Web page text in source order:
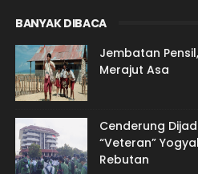
BANYAK DIBACA
Jembatan
Merajut Asa
Cenderung
“Veteran”
Rebutan